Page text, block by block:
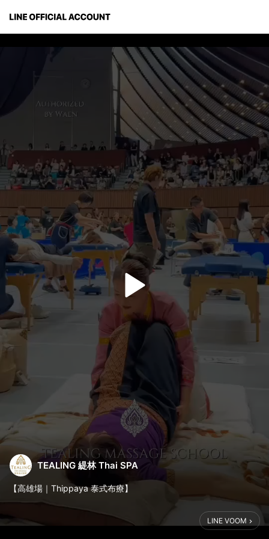
TEALING 緹林 Thai SPA
【高雄場｜Thippaya 泰式布療】
一條布，可以成為最溫柔卻最有力量的工具
LINE VOOM